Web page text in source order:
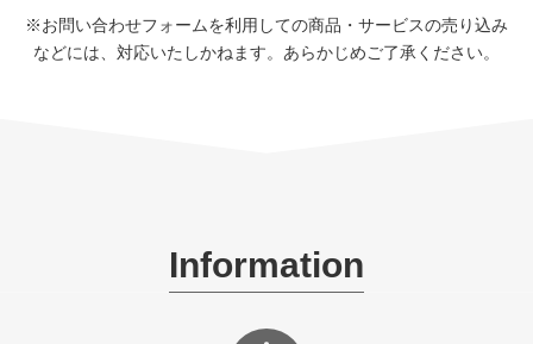
※お問い合わせフォームを利用しての商品・サービスの売り込み
などには、対応いたしかねます。あらかじめご了承ください。
Information